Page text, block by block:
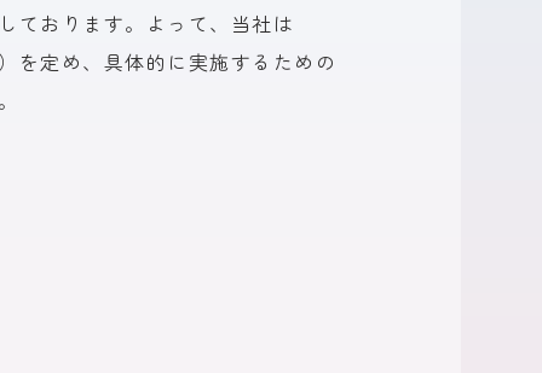
ております。
よって、
当社は
を定め、 具体的に 実施する ための